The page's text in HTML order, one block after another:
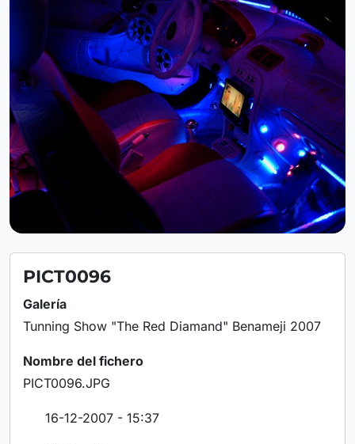
PICT0096
Galería
Tunning Show "The Red Diamand" Benameji 2007
Nombre del fichero
PICT0096.JPG
16-12-2007 - 15:37